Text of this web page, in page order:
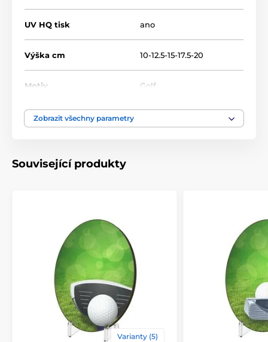
UV HQ tisk ano
Výška cm 10-12.5-15-17.5-20
Motiv Golf
Typ ocenění
Zobrazit všechny parametry
Související produkty
Varianty (5)